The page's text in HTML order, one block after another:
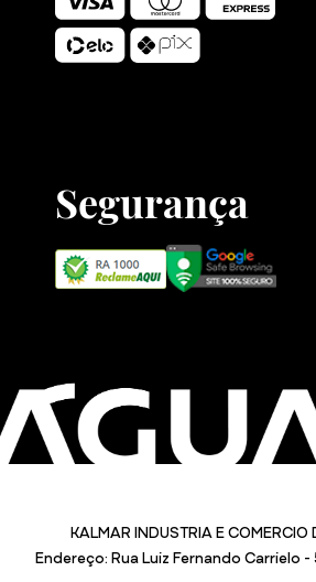
Segurança
KALMAR INDUSTRIA E
Endereço: Rua Luiz Fernando